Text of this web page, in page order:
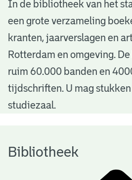
B
b
o
h
In de bibliotheek van het
een grote verzameling
kranten, jaarverslagen en
Rotterdam en omgeving.
ruim 60.000 banden en
tijdschriften. U mag
studiezaal.
Bibliotheek